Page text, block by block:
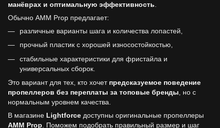
манёврах и оптимальную эффективность
Обычно AMM Prop предлагает:
различные варианты шага и количества лопастей,
прочный пластик с хорошей износостойкостью,
стабильные характеристики для фристайла и
универсальных сборок.
Это вариант для тех, кто хочет предсказуемое поведение
пропеллеров без переплаты за топовые бренды , но с
нормальным уровнем качества.
В магазине Lightforce доступны оригинальные пропеллеры
AMM Prop . Поможем подобрать правильный размер и шаг